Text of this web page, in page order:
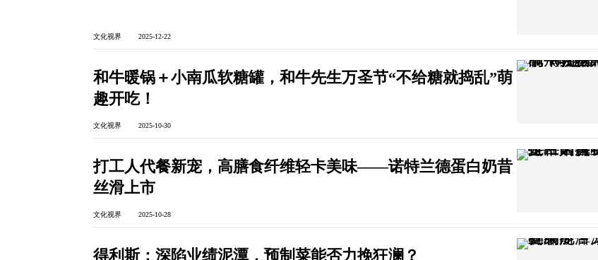
文化视界 2025-12-22
和牛暖锅＋小南瓜软糖罐，和牛先生万圣节“不给糖就捣乱”萌
趣开吃！
文化视界 2025-10-30
打工人代餐新宠，高膳食纤维轻卡美味——诺特兰德蛋白奶昔
丝滑上市
文化视界 2025-10-28
得利斯：深陷业绩泥潭，预制菜能否力挽狂澜？